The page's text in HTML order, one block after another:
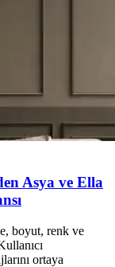
Asya ve Ella
boyut, renk ve
ortaya